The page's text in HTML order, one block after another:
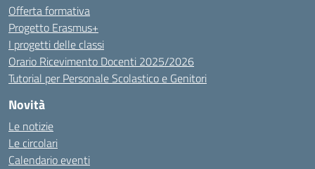
Offerta formativa
Progetto Erasmus+
I progetti delle classi
Orario Ricevimento Docenti 2025/2026
Tutorial per Personale Scolastico e Genitori
Novità
Le notizie
Le circolari
Calendario eventi